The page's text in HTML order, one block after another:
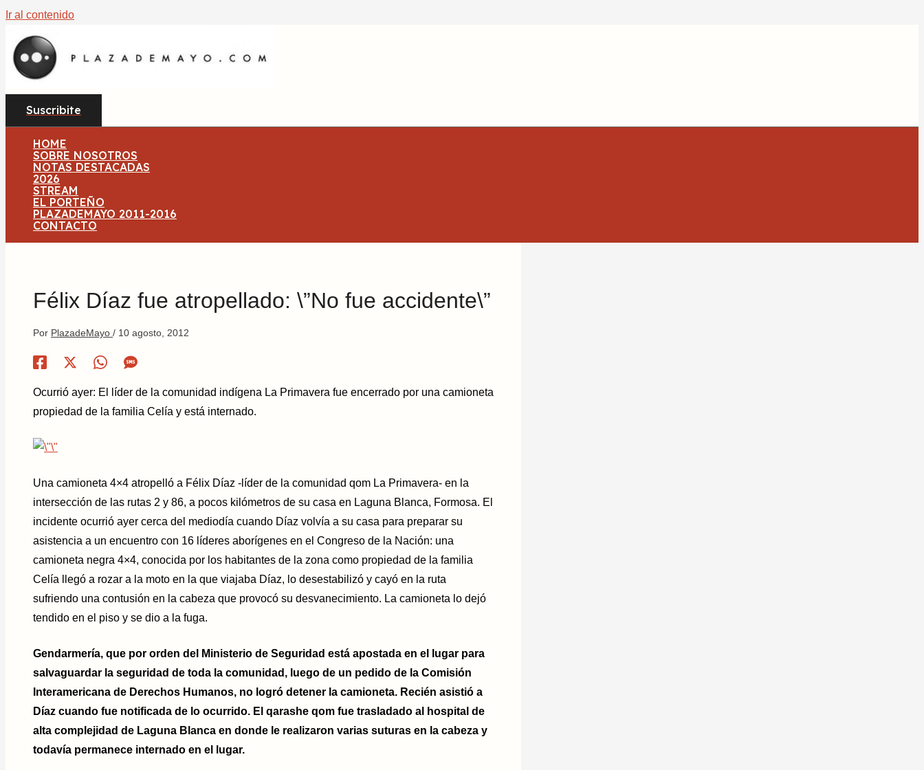
Ir al contenido
Suscribite
HOME
SOBRE NOSOTROS
NOTAS DESTACADAS
2026
STREAM
EL PORTEÑO
PLAZADEMAYO 2011-2016
CONTACTO
Félix Díaz fue atropellado: \”No fue accidente\”
Por PlazadeMayo / 10 agosto, 2012
Ocurrió ayer: El líder de la comunidad indígena La Primavera fue encerrado por una camioneta
propiedad de la familia Celía y está internado.
Una camioneta 4×4 atropelló a Félix Díaz -líder de la comunidad qom La Primavera- en la
intersección de las rutas 2 y 86, a pocos kilómetros de su casa en Laguna Blanca, Formosa. El
incidente ocurrió ayer cerca del mediodía cuando Díaz volvía a su casa para preparar su
asistencia a un encuentro con 16 líderes aborígenes en el Congreso de la Nación: una
camioneta negra 4×4, conocida por los habitantes de la zona como propiedad de la familia
Celía llegó a rozar a la moto en la que viajaba Díaz, lo desestabilizó y cayó en la ruta
sufriendo una contusión en la cabeza que provocó su desvanecimiento. La camioneta lo dejó
tendido en el piso y se dio a la fuga.
Gendarmería, que por orden del Ministerio de Seguridad está apostada en el lugar para
salvaguardar la seguridad de toda la comunidad, luego de un pedido de la Comisión
Interamericana de Derechos Humanos, no logró detener la camioneta. Recién asistió a
Díaz cuando fue notificada de lo ocurrido. El qarashe qom fue trasladado al hospital de
alta complejidad de Laguna Blanca en donde le realizaron varias suturas en la cabeza y
todavía permanece internado en el lugar.